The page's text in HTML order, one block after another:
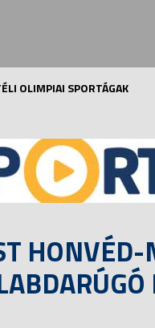
OLIMPIAI SPORTÁGAK